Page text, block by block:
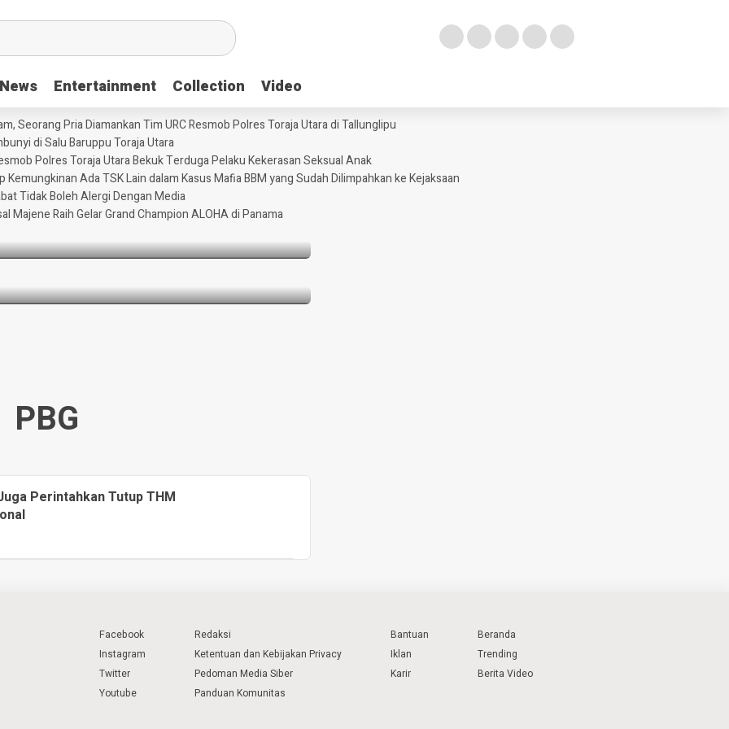
News Entertainment Collection Video
News Entertainment Collection Video
Seorang Pria Diamankan Tim URC Resmob Polres Toraja Utara di Tallunglipu
di Salu Baruppu Toraja Utara
Polres Toraja Utara Bekuk Terduga Pelaku Kekerasan Seksual Anak
Ada TSK Lain dalam Kasus Mafia BBM yang Sudah Dilimpahkan ke Kejaksaan
Tidak Boleh Alergi Dengan Media
Majene Raih Gelar Grand Champion ALOHA di Panama
Seorang Pria Diamankan Tim URC
Tallunglipu
Kemungkinan Ada TSK Lain dalam
ke Kejaksaan
PBG
Perintahkan Tutup THM
Facebook
Instagram
Twitter
Youtube
Redaksi
Ketentuan dan Kebijakan Privacy
Pedoman Media Siber
Panduan Komunitas
Bantuan
Iklan
Karir
Beranda
Trending
Berita Video